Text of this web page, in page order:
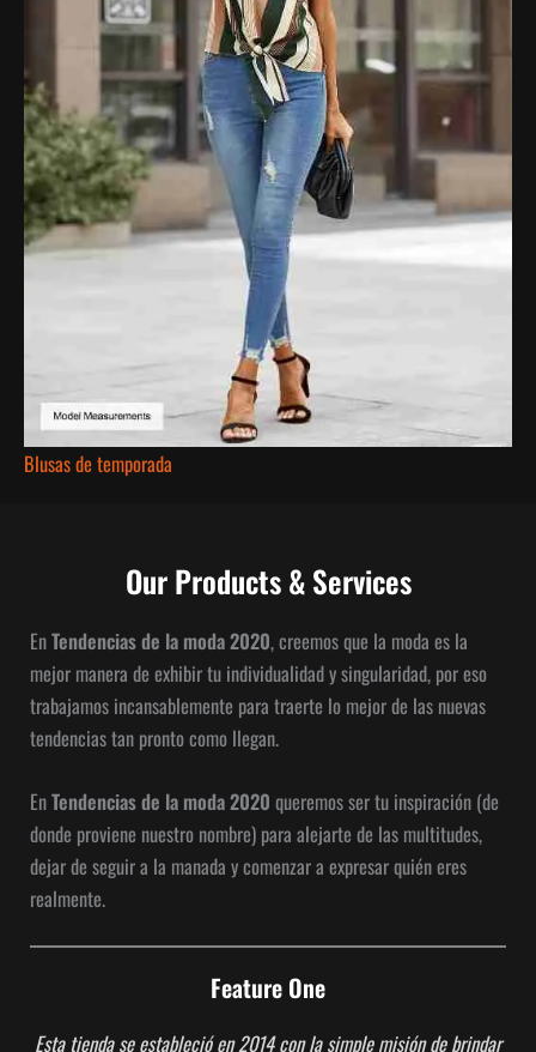
Blusas de temporada
Our Products & Services
EnTendencias de la moda 2020, creemos que la moda es la
mejor manera de exhibir tu individualidad y singularidad, por eso
trabajamos incansablemente para traerte lo mejor de las nuevas
tendencias tan pronto como llegan.
EnTendencias de la moda 2020 queremos ser tu inspiración (de
donde proviene nuestro nombre) para alejarte de las multitudes,
dejar de seguir a la manada y comenzar a expresar quién eres
realmente.
Feature One
Esta tienda se estableció en 2014 con la simple misión de brindar